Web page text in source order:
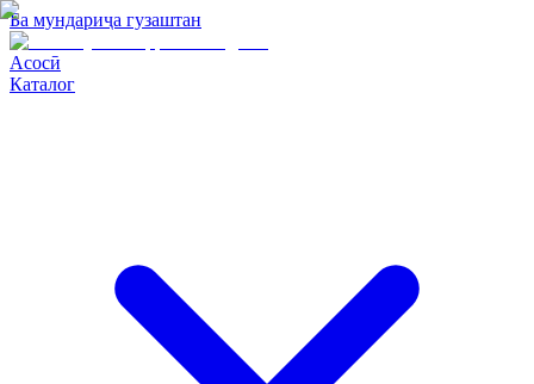
Ба мундариҷа гузаштан
Асосӣ
Каталог